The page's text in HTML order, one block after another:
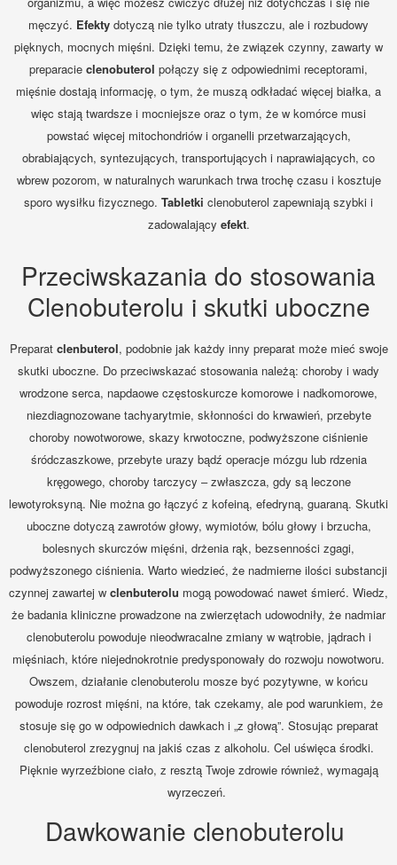
męczyć. Efekty dotyczą nie tylko utraty tłuszczu, ale i rozbudowy
pięknych, mocnych mięśni. Dzięki temu, że związek czynny, zawarty w
preparacie clenobuterol połączy się z odpowiednimi receptorami,
mięśnie dostają informację, o tym, że muszą odkładać więcej białka, a
więc stają twardsze i mocniejsze oraz o tym, że w komórce musi
powstać więcej mitochondriów i organelli przetwarzających,
obrabiających, syntezujących, transportujących i naprawiających, co
wbrew pozorom, w naturalnych warunkach trwa trochę czasu i kosztuje
sporo wysiłku fizycznego. Tabletki clenobuterol zapewniają szybki i
zadowalający efekt.
Przeciwskazania do stosowania
Clenobuterolu i skutki uboczne
Preparat clenbuterol, podobnie jak każdy inny preparat może mieć swoje
skutki uboczne. Do przeciwskazać stosowania należą: choroby i wady
wrodzone serca, napdaowe częstoskurcze komorowe i nadkomorowe,
niezdiagnozowane tachyarytmie, skłonności do krwawień, przebyte
choroby nowotworowe, skazy krwotoczne, podwyższone ciśnienie
śródczaszkowe, przebyte urazy bądź operacje mózgu lub rdzenia
kręgowego, choroby tarczycy – zwłaszcza, gdy są leczone
lewotyroksyną. Nie można go łączyć z kofeiną, efedryną, guaraną. Skutki
uboczne dotyczą zawrotów głowy, wymiotów, bólu głowy i brzucha,
bolesnych skurczów mięśni, drżenia rąk, bezsenności zgagi,
podwyższonego ciśnienia. Warto wiedzieć, że nadmierne ilości substancji
czynnej zawartej w clenbuterolu mogą powodować nawet śmierć. Wiedz,
że badania kliniczne prowadzone na zwierzętach udowodniły, że nadmiar
clenobuterolu powoduje nieodwracalne zmiany w wątrobie, jądrach i
mięśniach, które niejednokrotnie predysponowały do rozwoju nowotworu.
Owszem, działanie clenobuterolu mosze być pozytywne, w końcu
powoduje rozrost mięśni, na które, tak czekamy, ale pod warunkiem, że
stosuje się go w odpowiednich dawkach i „z głową”. Stosując preparat
clenobuterol zrezygnuj na jakiś czas z alkoholu. Cel uświęca środki.
Pięknie wyrzeźbione ciało, z resztą Twoje zdrowie również, wymagają
wyrzeczeń.
Dawkowanie clenobuterolu